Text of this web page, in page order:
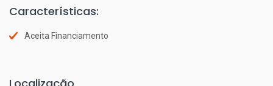
Características:
Aceita Financiamento